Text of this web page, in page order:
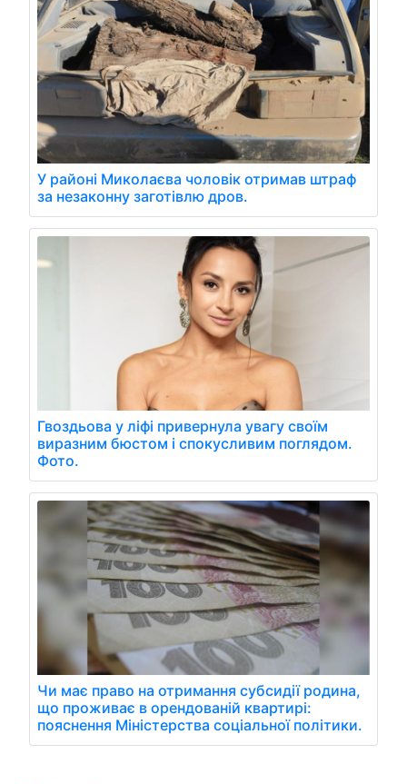
У районі Миколаєва чоловік отримав штраф
за незаконну заготівлю дров.
Гвоздьова у ліфі привернула увагу своїм
виразним бюстом і спокусливим поглядом.
Фото.
Чи має право на отримання субсидії родина,
що проживає в орендованій квартирі:
пояснення Міністерства соціальної політики.